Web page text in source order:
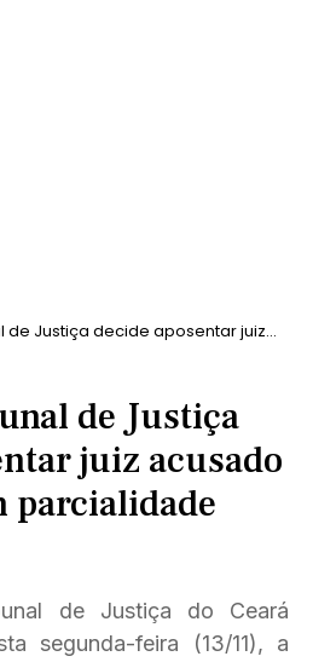
de Justiça decide aposentar juiz
de Justiça
juiz acusado
parcialidade
de Justiça do Ceará
segunda-feira (13/11), a